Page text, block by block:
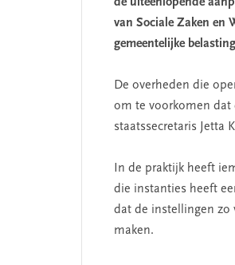
van Sociale Zaken en
gemeentelijke
De overheden die
om te voorkomen dat
staatssecretaris Jetta
In de praktijk heeft
die instanties heeft
dat de instellingen zo
maken.